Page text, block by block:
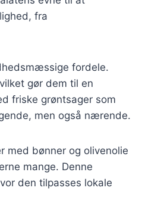
fra
fordele.
gør dem til en
friske grøntsager som
men også nærende.
med bønner og olivenolie
mange. Denne
den tilpasses lokale